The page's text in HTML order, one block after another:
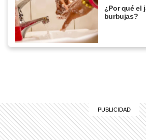
¿Por qué el
burbujas?